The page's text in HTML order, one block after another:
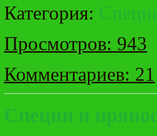
Категория:
Просмотров: 943
Комментариев: 21
Специи и